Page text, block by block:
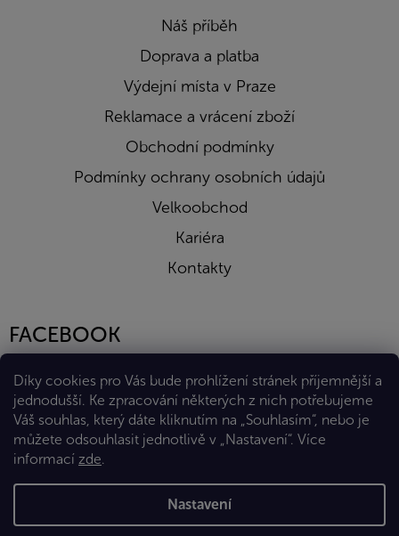
Díky cookies pro Vás bude prohlížení stránek příjemnější a
jednodušší. Ke zpracování některých z nich potřebujeme
Váš souhlas, který dáte kliknutím na „Souhlasím“, nebo je
můžete odsouhlasit jednotlivě v „Nastavení“. Více
informací zde.
Nastavení
Náš příběh
Doprava a platba
Výdejní místa v Praze
Reklamace a vrácení zboží
Obchodní podmínky
Podmínky ochrany osobních údajů
Velkoobchod
Kariéra
Kontakty
FACEBOOK
Vytvořil Shoptet Premium